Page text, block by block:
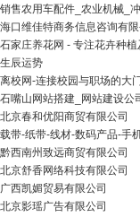
销售农用车配件_农业机械_
海口维佳特商务信息咨询有限
石家庄养花网 - 专注花卉种
生辰运势
离校网-连接校园与职场的大
石嘴山网站搭建_网站建设
北京春和优阳商贸有限公司
载带-纸带-线材-数码产品-手
黔西南州致远商贸有限公司
北京舒香网络科技有限公司
广西凯媚贸易有限公司
北京影瑶广告有限公司